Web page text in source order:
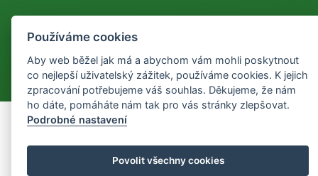
kupujícímu účtenku. Zároveň je povinen zaevidovat přijatou tržbu u
správce daně online, v případě technického výpadku pak nejpozději
Používáme cookies
Aby web běžel jak má a abychom vám mohli poskytnout
co nejlepší uživatelský zážitek, používáme cookies. K jejich
zpracování potřebujeme váš souhlas. Děkujeme, že nám
ho dáte, pomáháte nám tak pro vás stránky zlepšovat.
Podrobné nastavení
Povolit všechny cookies